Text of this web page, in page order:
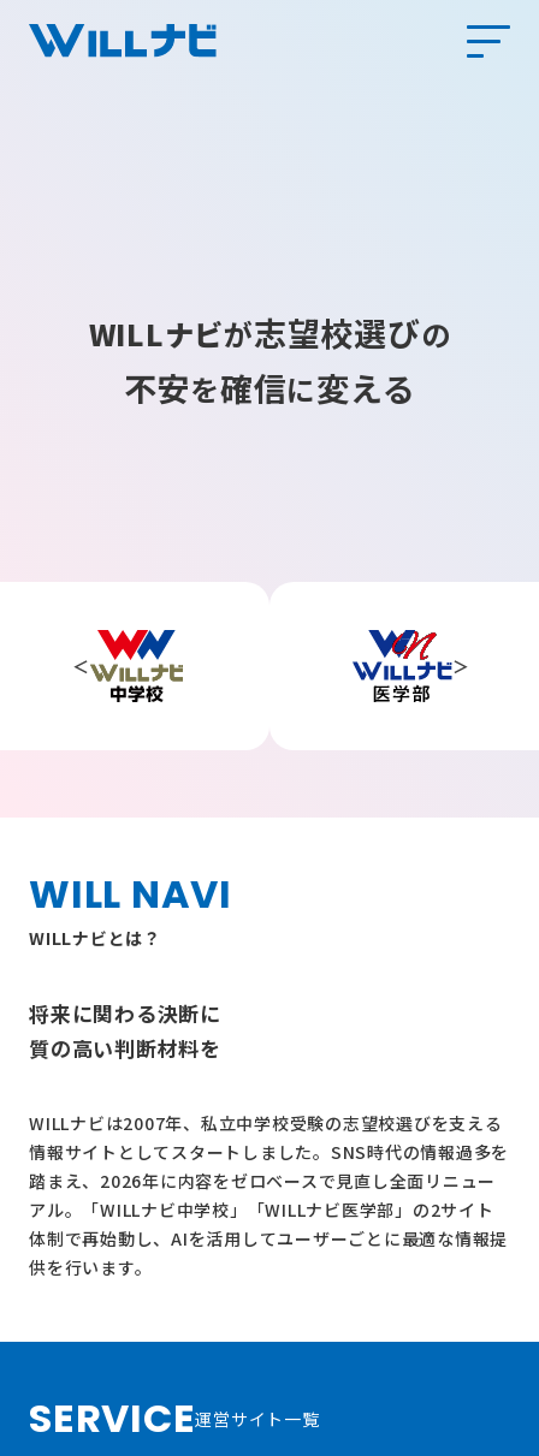
WILLナビが志望校選びの
不安を確信に変える
WILL NAVI
WILLナビとは？
将来に関わる決断に
質の高い判断材料を
WILLナビは2007年、私立中学校受験の志望校選びを支える
情報サイトとしてスタートしました。SNS時代の情報過多を
踏まえ、2026年に内容をゼロベースで見直し全面リニュー
アル。
「WILLナビ中学校」 「WILLナビ医学部」 の2サイト
体制で再始動し、AIを活用してユーザーごとに最適な情報提
供を行います。
SERVICE運営サイト一覧